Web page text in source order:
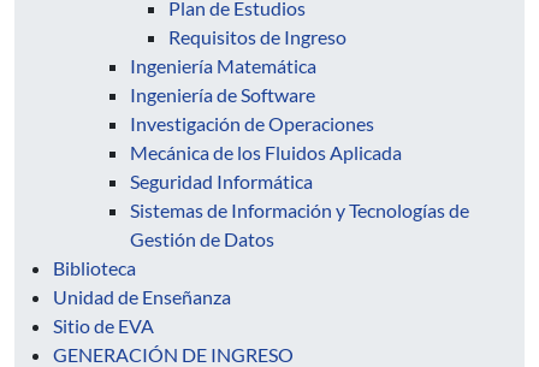
Plan de Estudios
Requisitos de Ingreso
Ingeniería Matemática
Ingeniería de Software
Investigación de Operaciones
Mecánica de los Fluidos Aplicada
Seguridad Informática
Sistemas de Información y Tecnologías de
Gestión de Datos
Biblioteca
Unidad de Enseñanza
Sitio de EVA
GENERACIÓN DE INGRESO